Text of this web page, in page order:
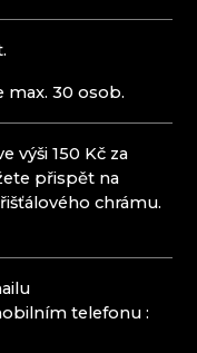
& SYN
max. 30 osob.
výši 150 Kč za
přispět na
chrámu.
telefonu :